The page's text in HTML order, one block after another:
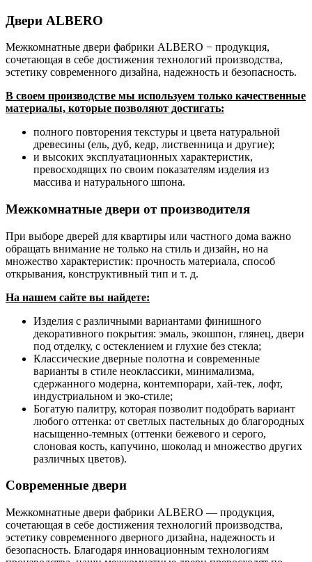
Двери ALBERO
Межкомнатные двери фабрики ALBERO − продукция,
сочетающая в себе достижения технологий производства,
эстетику современного дизайна, надежность и безопасность.
В своем производстве мы используем только качественные
материалы, которые позволяют достигать:
полного повторения текстуры и цвета натуральной
древесины (ель, дуб, кедр, лиственница и другие);
и высоких эксплуатационных характеристик,
превосходящих по своим показателям изделия из
массива и натурального шпона.
Межкомнатные двери от производителя
При выборе дверей для квартиры или частного дома важно
обращать внимание не только на стиль и дизайн, но на
множество характеристик: прочность материала, способ
открывания, конструктивный тип и т. д.
На нашем сайте вы найдете:
Изделия с различными вариантами финишного
декоративного покрытия: эмаль, экошпон, глянец, двери
под отделку, с остеклением и глухие без стекла;
Классические дверные полотна и современные
варианты в стиле неоклассики, минимализма,
сдержанного модерна, контемпорари, хай-тек, лофт,
индустриальном и эко-стиле;
Богатую палитру, которая позволит подобрать вариант
любого оттенка: от светлых пастельных до благородных
насыщенно-темных (оттенки бежевого и серого,
слоновая кость, капучино, шоколад и множество других
различных цветов).
Современные двери
Межкомнатные двери фабрики ALBERO — продукция,
сочетающая в себе достижения технологий производства,
эстетику современного дверного дизайна, надежность и
безопасность. Благодаря инновационным технологиям